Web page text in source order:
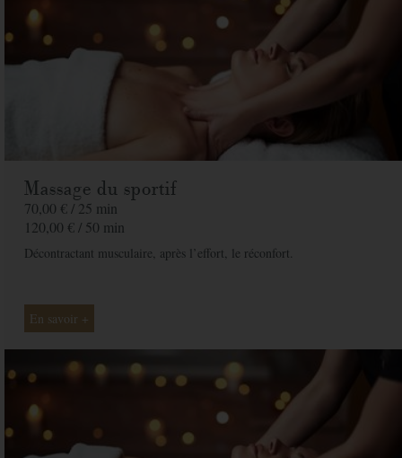
Offert à
De la part de
Commandez votre bon cadeau maintenant et recevez-le par mail sous 1 à 3
Massage du sportif
70,00 € / 25 min
120,00 € / 50 min
Décontractant musculaire, après l’effort, le réconfort.
En savoir +